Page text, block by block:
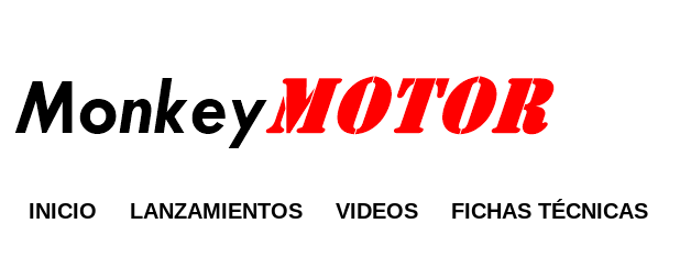
INICIO LANZAMIENTOS VIDEOS FICHAS TÉCNICAS